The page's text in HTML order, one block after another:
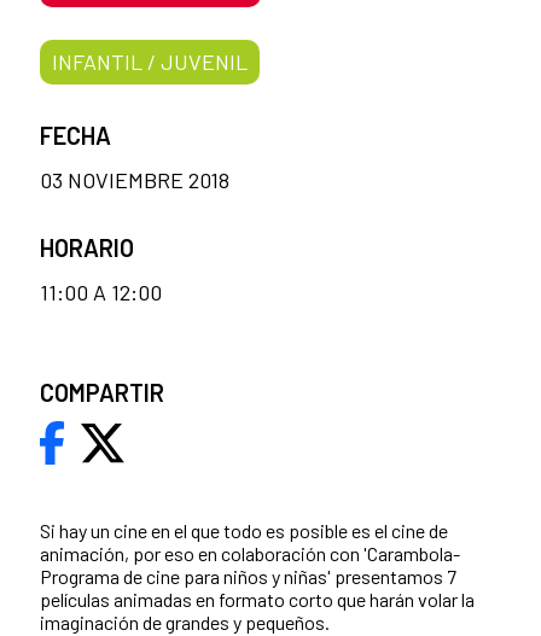
Si hay un cine en el que todo es posible es el cine de
animación, por eso en colaboración con 'Carambola-
Programa de cine para niños y niñas' presentamos 7
películas animadas en formato corto que harán volar la
imaginación de grandes y pequeños.
INFANTIL / JUVENIL
FECHA
03 NOVIEMBRE 2018
HORARIO
11:00 A 12:00
COMPARTIR